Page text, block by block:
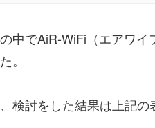
中でAiR-WiFi（エアワ
。
検討をした結果は上記の